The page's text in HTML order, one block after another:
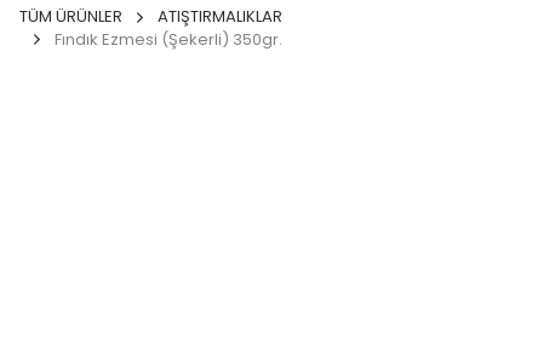
TÜM ÜRÜNLER
ATIŞTIRMALIKLAR
Fındık Ezmesi (Şekerli) 350gr.